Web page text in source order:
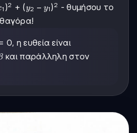
1 )2 + (y2 − y1 )2 - θυμήσου το
0, η ευθεία είναι
και παράλληλη στον